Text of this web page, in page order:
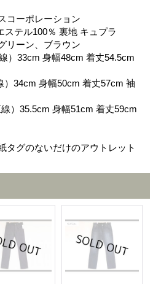
コーポレーション
テル100％ 裏地 キュプラ
リーン、ブラウン
）33cm 身幅48cm 着丈54.5cm
）34cm 身幅50cm 着丈57cm 袖
）35.5cm 身幅51cm 着丈59cm
タグのないだけのアウトレット